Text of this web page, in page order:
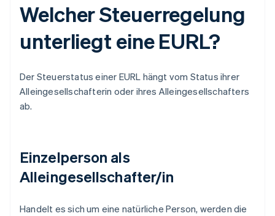
Welcher Steuerregelung
unterliegt eine EURL?
Der Steuerstatus einer EURL hängt vom Status ihrer
Alleingesellschafterin oder ihres Alleingesellschafters
ab.
Einzelperson als
Alleingesellschafter/in
Handelt es sich um eine natürliche Person, werden die